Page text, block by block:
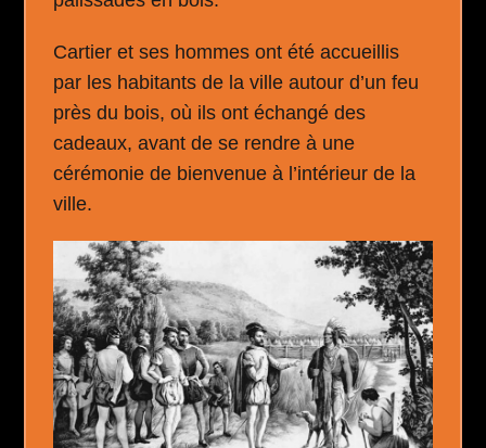
Cartier et ses hommes ont été accueillis
par les habitants de la ville autour d’un feu
près du bois, où ils ont échangé des
cadeaux, avant de se rendre à une
cérémonie de bienvenue à l’intérieur de la
ville.